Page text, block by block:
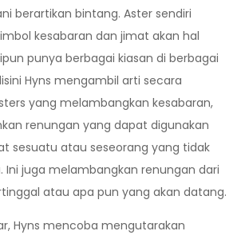
berartikan bintang. Aster sendiri
kesabaran dan jimat akan hal
punya berbagai kiasan di berbagai
Hyns mengambil arti secara
yang melambangkan kesabaran,
renungan yang dapat digunakan
sesuatu atau seseorang yang tidak
Ini juga melambangkan renungan dari
atau apa pun yang akan datang.
Hyns mencoba mengutarakan